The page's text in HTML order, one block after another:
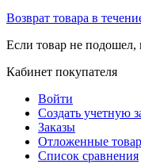
Возврат товара в
Если товар не подошел,
Кабинет покупателя
Войти
Создать учетную
Заказы
Отложенные
Список сравнения